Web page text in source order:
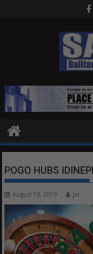
POGO HUBS
August 10, 2019 Jet